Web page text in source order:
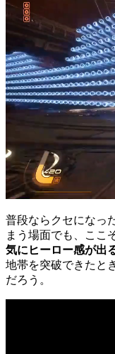
普段ならクセになっ
まう場面でも、ここ
気にヒーロー感が出
地帯を突破できたと
だろう。